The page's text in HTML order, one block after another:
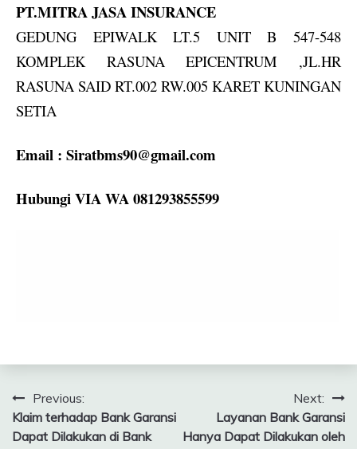
PT.MITRA JASA INSURANCE
GEDUNG EPIWALK LT.5 UNIT B 547-548
KOMPLEK RASUNA EPICENTRUM ,JL.HR
RASUNA SAID RT.002 RW.005 KARET KUNINGAN
SETIA
Email : Siratbms90@gmail.com
Hubungi VIA WA 081293855599
Navigasi
pos
Previous:
Klaim terhadap Bank Garansi
Dapat Dilakukan di Bank
Next:
Layanan Bank Garansi
Hanya Dapat Dilakukan oleh